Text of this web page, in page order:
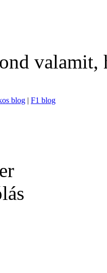
valamit,
blog | F1 blog